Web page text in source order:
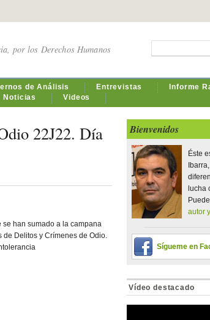
por los Derechos Humanos
de Análisis Entrevistas
Informe
Noticias Videos
22J22. Día
han sumado a la campana
Delitos y Crímenes de Odio.
Bienvenidos
Éste
lucha
autor
Sígueme en
Vídeo destacado